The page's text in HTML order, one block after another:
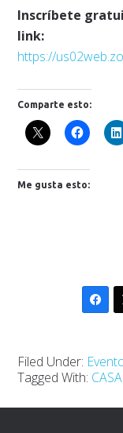
Inscríbete
link:
https://
Comparte esto:
Me gusta esto:
Filed Under:
Tagged With: